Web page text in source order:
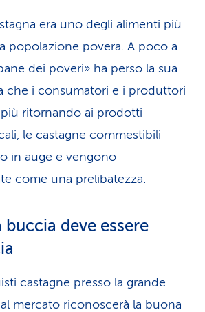
era uno degli alimenti più
popolazione povera. A poco a
dei poveri» ha perso la sua
che i consumatori e i produttori
ritornando ai prodotti
le castagne commestibili
in auge e vengono
come una prelibatezza.
deve essere
castagne presso la grande
mercato riconoscerà la buona